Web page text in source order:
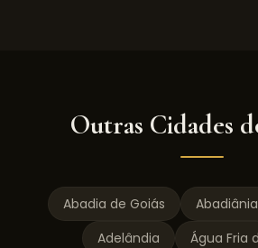
Outras Cidades
Abadia de Goiás Abadiânia
Adelândia
Água Fria